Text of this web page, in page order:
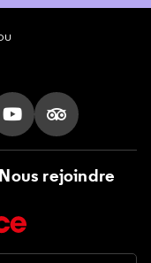
Tok
sur X
nous sur LinkedIn
Suivez nous sur
Suivez nous
Nous rejoindre